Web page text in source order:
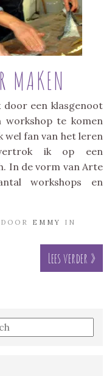
MAKEN
een klasgenoot
te komen
wel fan van het leren
vertrok ik op een
In de vorm van Arte
workshops en
EMMY
IN
Lees verder »